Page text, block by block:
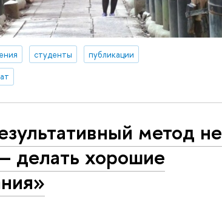
студенты
публикации
метод не
делать хорошие